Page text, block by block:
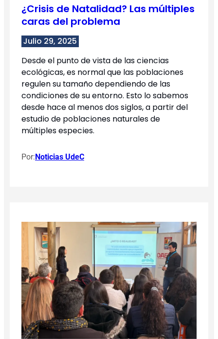
¿Crisis de Natalidad? Las múltiples
caras del problema
Julio 29, 2025
Desde el punto de vista de las ciencias
ecológicas, es normal que las poblaciones
regulen su tamaño dependiendo de las
condiciones de su entorno. Esto lo sabemos
desde hace al menos dos siglos, a partir del
estudio de poblaciones naturales de
múltiples especies.
Por: Noticias UdeC